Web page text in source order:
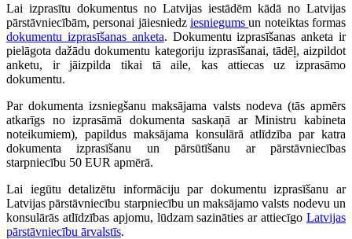
Lai izprasītu dokumentus no Latvijas iestādēm kādā no Latvijas
pārstāvniecībām, personai jāiesniedz iesniegumsun noteiktas formas
dokumentu izprasīšanas anketa. Dokumentu izprasīšanas anketa ir
pielāgota dažādu dokumentu kategoriju izprasīšanai, tādēļ, aizpildot
anketu, ir jāizpilda tikai tā aile, kas attiecas uz izprasāmo
dokumentu.
Par dokumenta izsniegšanu maksājama valsts nodeva (tās apmērs
atkarīgs no izprasāmā dokumenta saskaņā ar Ministru kabineta
noteikumiem), papildus maksājama konsulārā atlīdzība par katra
dokumenta izprasīšanu un pārsūtīšanu ar pārstāvniecības
starpniecību 50 EUR apmērā.
Lai iegūtu detalizētu informāciju par dokumentu izprasīšanu ar
Latvijas pārstāvniecību starpniecību un maksājamo valsts nodevu un
konsulārās atlīdzības apjomu, lūdzam sazināties ar attiecīgo Latvijas
pārstāvniecību ārvalstīs.